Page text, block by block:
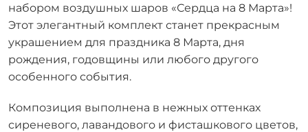
набором воздушных шаров «Сердца на 8 Марта»!
Этот элегантный комплект станет прекрасным
украшением для праздника 8 Марта, дня
рождения, годовщины или любого другого
особенного события.
Композиция выполнена в нежных оттенках
сиреневого, лавандового и фисташкового цветов,